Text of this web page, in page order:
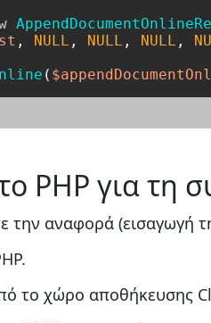
, NULL , NULL , NULL ,
(
PHP για τη
την αναφορά (εισαγωγή
το χώρο αποθήκευσης